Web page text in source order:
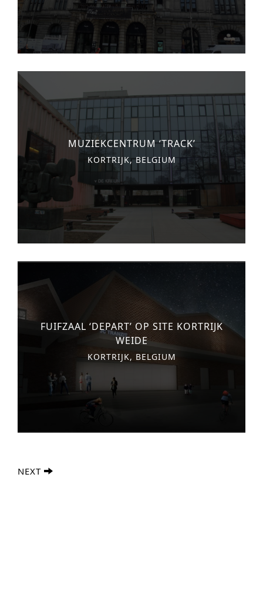
MUZIEKCENTRUM ‘TRACK’
KORTRIJK, BELGIUM
FUIFZAAL ‘DEPART’ OP SITE KORTRIJK
WEIDE
KORTRIJK, BELGIUM
NEXT